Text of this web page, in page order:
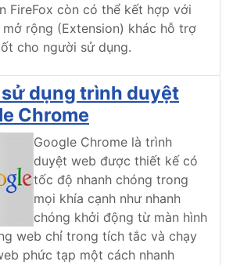
FireFox còn có thể kết hợp với
rộng (Extension) khác hỗ trợ
cho người sử dụng.
sử dụng trình duyệt
Chrome
Google Chrome là trình
duyệt web được thiết kế có
tốc độ nhanh chóng trong
mọi khía cạnh như nhanh
chóng khởi động từ màn hình
web chỉ trong tích tắc và chạy
phức tạp một cách nhanh